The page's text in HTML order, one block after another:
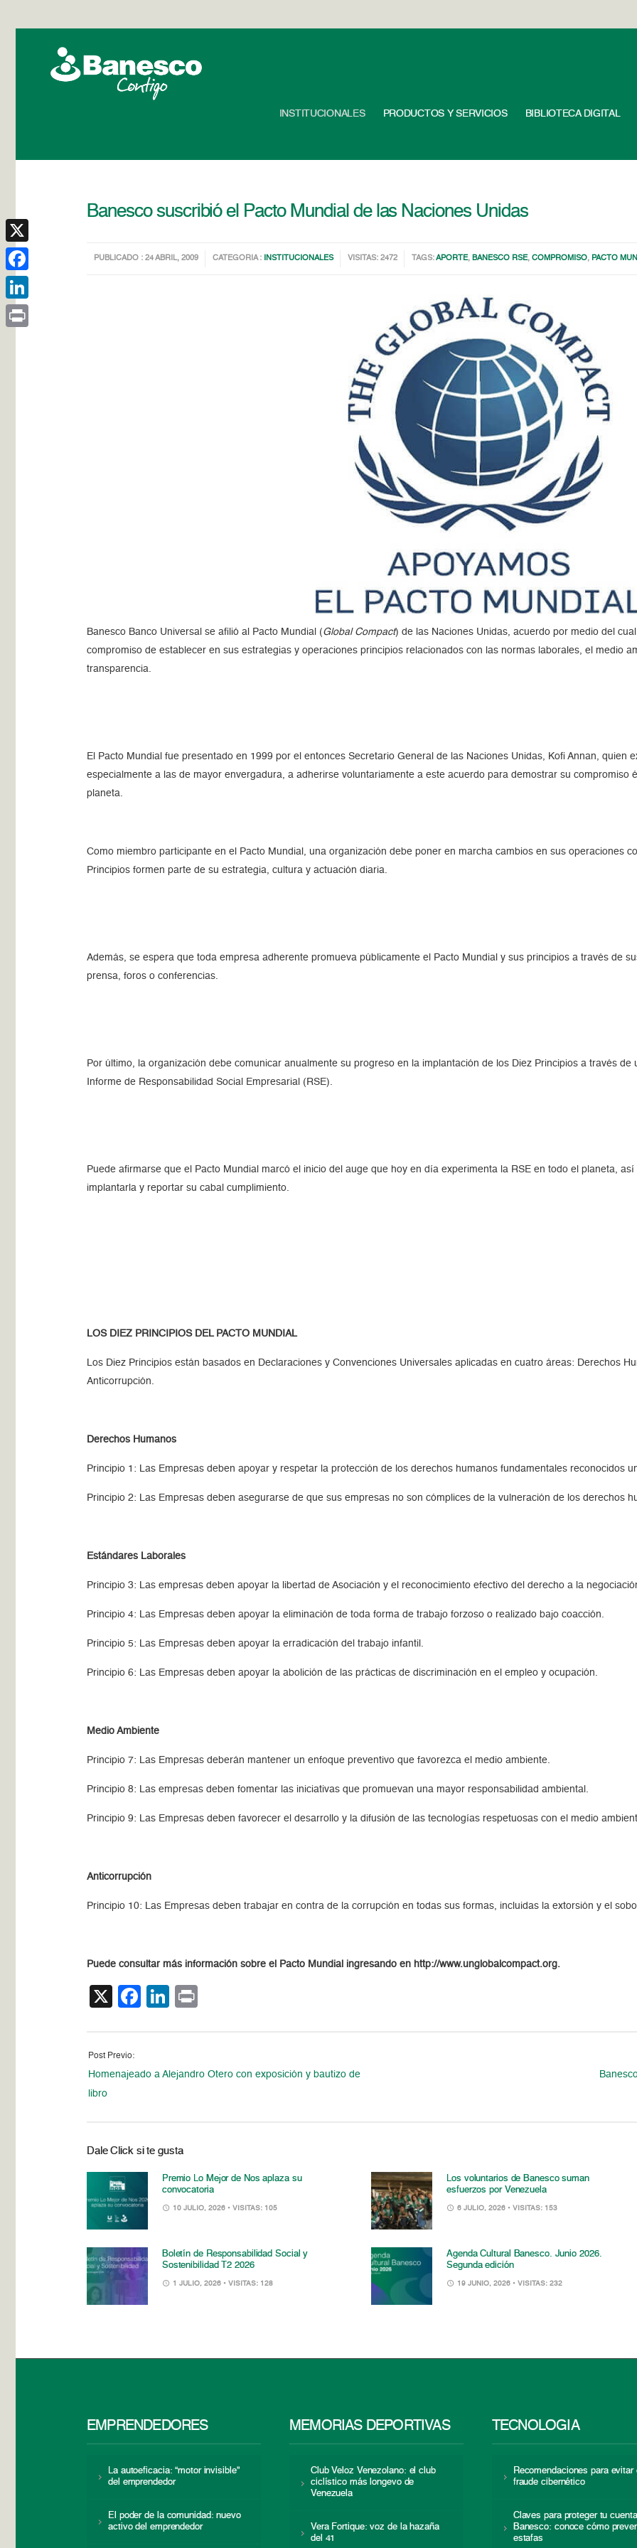
INSTITUCIONALES PRODUCTOS Y SERVICIOS BIBLIOTECA DIGITAL
Banesco suscribió el Pacto Mundial de las Naciones Unidas
PUBLICADO : 24 ABRIL, 2009 CATEGORIA : INSTITUCIONALES VISITAS: 2472 TAGS:APORTE, BANESCO RSE,COMPROMISO, PACTO
Banesco Banco Universal se afilió al Pacto Mundial (Global Compact) de las Naciones Unidas, acuerdo por medio del
compromiso de establecer en sus estrategias y operaciones principios relacionados con las normas laborales, el medio
transparencia.
El Pacto Mundial fue presentado en 1999 por el entonces Secretario General de las Naciones Unidas, Kofi Annan, quien
especialmente a las de mayor envergadura, a adherirse voluntariamente a este acuerdo para demostrar su compromiso
planeta.
Como miembro participante en el Pacto Mundial, una organización debe poner en marcha cambios en sus operaciones
Principios formen parte de su estrategia, cultura y actuación diaria.
Además, se espera que toda empresa adherente promueva públicamente el Pacto Mundial y sus principios a través de
prensa, foros o conferencias.
Por último, la organización debe comunicar anualmente su progreso en la implantación de los Diez Principios a través
Informe de Responsabilidad Social Empresarial (RSE).
Puede afirmarse que el Pacto Mundial marcó el inicio del auge que hoy en día experimenta la RSE en todo el planeta,
implantarla y reportar su cabal cumplimiento.
LOS DIEZ PRINCIPIOS DEL PACTO MUNDIAL
Los Diez Principios están basados en Declaraciones y Convenciones Universales aplicadas en cuatro áreas: Derechos
Anticorrupción.
Derechos Humanos
Principio 1: Las Empresas deben apoyar y respetar la protección de los derechos humanos fundamentales reconocidos
Principio 2: Las Empresas deben asegurarse de que sus empresas no son cómplices de la vulneración de los derechos
Estándares Laborales
Principio 3: Las empresas deben apoyar la libertad de Asociación y el reconocimiento efectivo del derecho a la
Principio 4: Las Empresas deben apoyar la eliminación de toda forma de trabajo forzoso o realizado bajo coacción.
Principio 5: Las Empresas deben apoyar la erradicación del trabajo infantil.
Principio 6: Las Empresas deben apoyar la abolición de las prácticas de discriminación en el empleo y ocupación.
Medio Ambiente
Principio 7: Las Empresas deberán mantener un enfoque preventivo que favorezca el medio ambiente.
Principio 8: Las empresas deben fomentar las iniciativas que promuevan una mayor responsabilidad ambiental.
Principio 9: Las Empresas deben favorecer el desarrollo y la difusión de las tecnologías respetuosas con el medio
Anticorrupción
Principio 10: Las Empresas deben trabajar en contra de la corrupción en todas sus formas, incluidas la extorsión y el
Puede consultar más información sobre el Pacto Mundial ingresando en http://www.unglobalcompact.org.
X Facebook
LinkedIn
Post Previo:
Homenajeado a Alejandro Otero con exposición y bautizo de
libro
Dale Click si te gusta
Premio Lo Mejor de Nos aplaza su
convocatoria
10 JULIO, 2026 • VISITAS: 105
Los voluntarios de Banesco suman
esfuerzos por Venezuela
6 JULIO, 2026 • VISITAS: 153
Boletín de Responsabilidad Social y
Sostenibilidad T2 2026
1 JULIO, 2026 • VISITAS: 128
Agenda Cultural Banesco. Junio 2026.
Segunda edición
19 JUNIO, 2026 • VISITAS: 232
EMPRENDEDORES
La autoeficacia: “motor invisible”
del emprendedor
El poder de la comunidad: nuevo
activo del emprendedor
MEMORIAS DEPORTIVAS
Club Veloz Venezolano: el club
ciclístico más longevo de
Venezuela
Vera Fortique: voz de la hazaña
del 41
TECNOLOGÍA
Recomendaciones para evitar
fraude cibernético
Claves para proteger tu cuenta
Banesco: conoce cómo
estafas
X
Facebook
LinkedIn